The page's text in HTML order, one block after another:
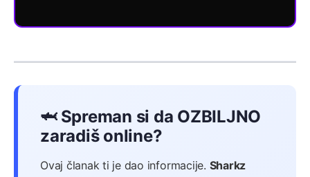
🦈 Spreman si da OZBILJNO
zaradiš online?
Ovaj članak ti je dao informacije. Sharkz